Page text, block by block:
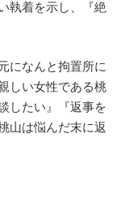
執着を示し、『絶
になんと拘置所に
しい女性である桃
したい』『返事を
山は悩んだ末に返